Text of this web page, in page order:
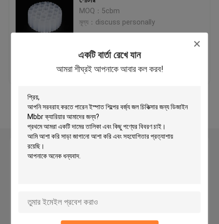
একটি বার্তা রেখে যান
আমরা শীঘ্রই আপনাকে আবার কল করব!
প্লাস্টিক ফিল্টার মিডিয়া
K1 ফিল্টার মিডিয়া
সরানো বিছানা বায়োফিল্ম রিঅ্যাক্টর
MOQ：5cbm
মূল্য：discuss personally
আরো দেখুন